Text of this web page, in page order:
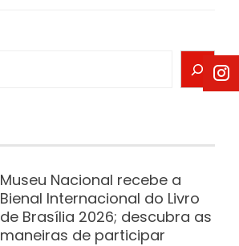
Museu Nacional recebe a
Bienal Internacional do Livro
de Brasília 2026; descubra as
maneiras de participar